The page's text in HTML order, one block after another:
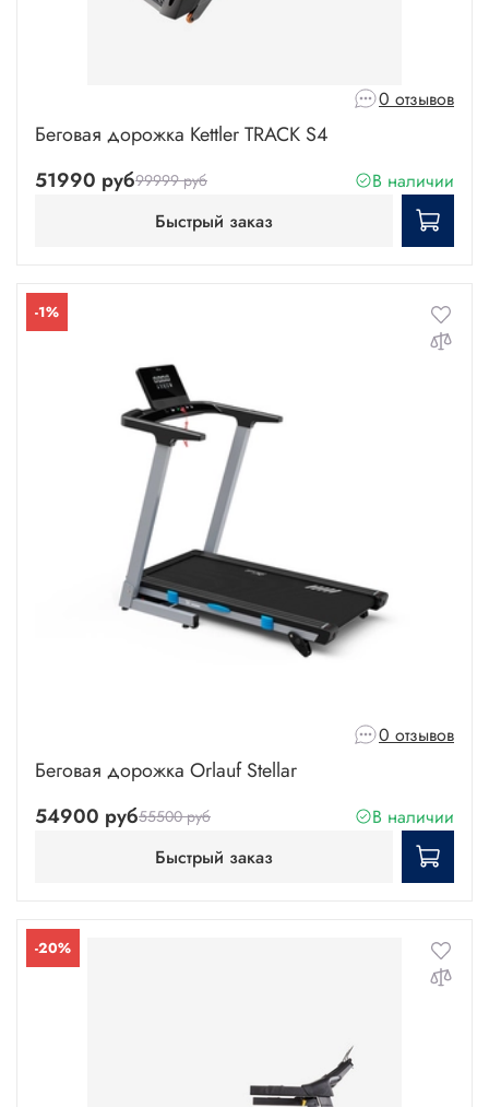
0 отзывов
Беговая дорожка Kettler TRACK S4
51990 руб99999 руб
В наличии
Быстрый заказ
-1%
0 отзывов
Беговая дорожка Orlauf Stellar
54900 руб55500 руб
В наличии
Быстрый заказ
-20%